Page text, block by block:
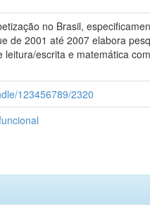
no Brasil,
de 2001 até 2007 elabora
escrita e matemática
123456789/2320